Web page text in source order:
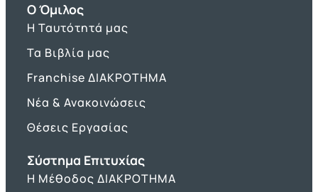
O Όμιλος
Η Ταυτότητά μας
Τα Βιβλία μας
Franchise ΔΙΑΚΡΟΤΗΜΑ
Νέα & Ανακοινώσεις
Θέσεις Εργασίας
Σύστημα Επιτυχίας
Η Μέθοδος ΔΙΑΚΡΟΤΗΜΑ